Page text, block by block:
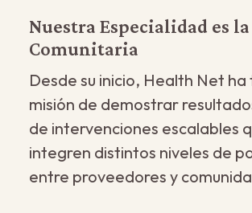
Nuestra Especialidad es
Comunitaria
Desde su inicio, Health Net ha
misión de demostrar
de intervenciones escalables
integren distintos niveles de
entre proveedores y